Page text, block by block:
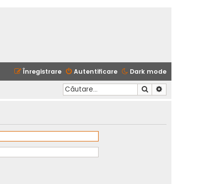
Dark mode
Autentificare
Înregistrare
Căutare